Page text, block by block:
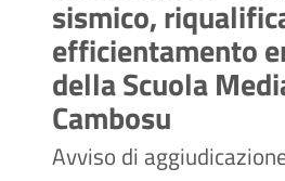
sismico,
efficientamento
della Scuola
Cambosu
Avviso di